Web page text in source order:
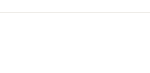
regnbuebold